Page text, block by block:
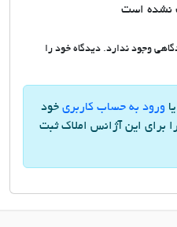
نشده است
وجود ندارد. دیدگاه خود را
ورود به حساب کاربری خود
برای این آژانس املاک ثبت